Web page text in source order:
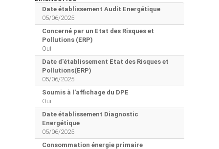
Date établissement Audit Energétique
05/06/2025
Concerné par un Etat des Risques et
Pollutions (ERP)
Oui
Date d'établissement Etat des Risques et
Pollutions(ERP)
05/06/2025
Soumis à l'affichage du DPE
Oui
Date établissement Diagnostic
Energétique
05/06/2025
Consommation énergie primaire